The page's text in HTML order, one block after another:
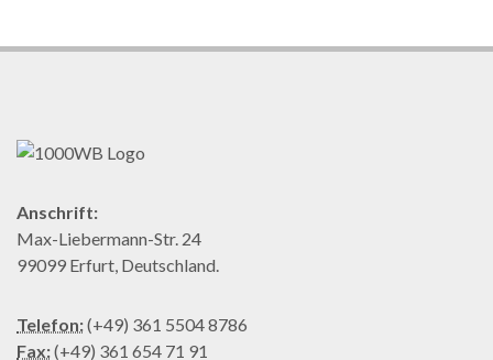
Anschrift:
Max-Liebermann-Str. 24
99099 Erfurt, Deutschland.
Telefon:(+49) 361 5504 8786
Fax:(+49) 361 654 71 91